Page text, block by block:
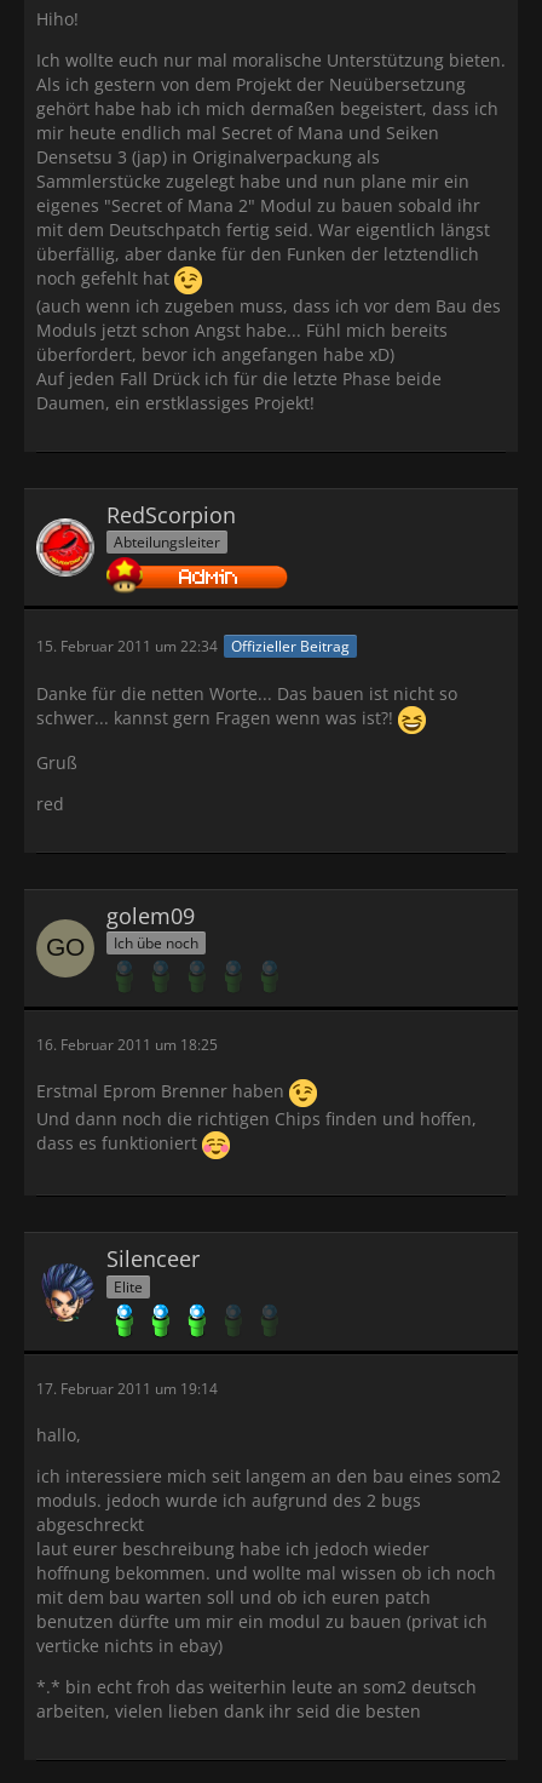
Hiho!
Ich wollte euch nur mal moralische Unterstützung bieten.
Als ich gestern von dem Projekt der Neuübersetzung
gehört habe hab ich mich dermaßen begeistert, dass ich
mir heute endlich mal Secret of Mana und Seiken
Densetsu 3 (jap) in Originalverpackung als
Sammlerstücke zugelegt habe und nun plane mir ein
eigenes "Secret of Mana 2" Modul zu bauen sobald ihr
mit dem Deutschpatch fertig seid. War eigentlich längst
überfällig, aber danke für den Funken der letztendlich
noch gefehlt hat
(auch wenn ich zugeben muss, dass ich vor dem Bau des
Moduls jetzt schon Angst habe... Fühl mich bereits
überfordert, bevor ich angefangen habe xD)
Auf jeden Fall Drück ich für die letzte Phase beide
Daumen, ein erstklassiges Projekt!
RedScorpion
Abteilungsleiter
15. Februar 2011 um 22:34 Offizieller Beitrag
Danke für die netten Worte... Das bauen ist nicht so
schwer... kannst gern Fragen wenn was ist?!
Gruß
red
golem09
Ich übe noch
16. Februar 2011 um 18:25
Erstmal Eprom Brenner haben
Und dann noch die richtigen Chips finden und hoffen,
dass es funktioniert
Silenceer
Elite
17. Februar 2011 um 19:14
hallo,
ich interessiere mich seit langem an den bau eines som2
moduls. jedoch wurde ich aufgrund des 2 bugs
abgeschreckt
laut eurer beschreibung habe ich jedoch wieder
hoffnung bekommen. und wollte mal wissen ob ich noch
mit dem bau warten soll und ob ich euren patch
benutzen dürfte um mir ein modul zu bauen (privat ich
verticke nichts in ebay)
*.* bin echt froh das weiterhin leute an som2 deutsch
arbeiten, vielen lieben dank ihr seid die besten